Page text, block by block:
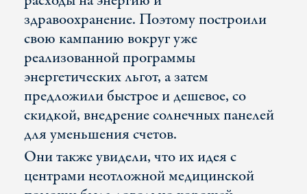
здравоохранение. Поэтому построили
свою кампанию вокруг уже
реализованной программы
энергетических льгот, а затем
предложили быстрое и дешевое, со
скидкой, внедрение солнечных панелей
для уменьшения счетов.
Они также увидели, что их идея с
центрами неотложной медицинской